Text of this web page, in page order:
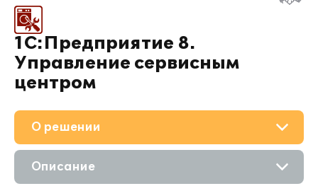
1С:Предприятие 8.
Управление сервисным
центром
О решении
Приобретение
Описание